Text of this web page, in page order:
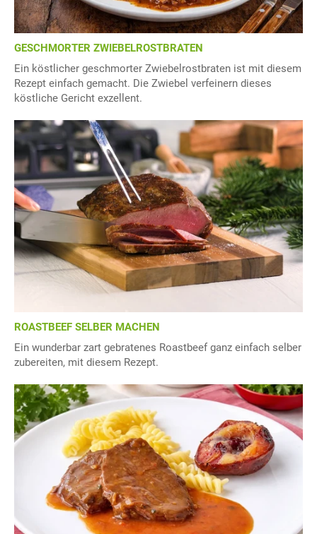
GESCHMORTER ZWIEBELROSTBRATEN
Ein köstlicher geschmorter Zwiebelrostbraten ist mit diesem
Rezept einfach gemacht. Die Zwiebel verfeinern dieses
köstliche Gericht exzellent.
ROASTBEEF SELBER MACHEN
Ein wunderbar zart gebratenes Roastbeef ganz einfach selber
zubereiten, mit diesem Rezept.